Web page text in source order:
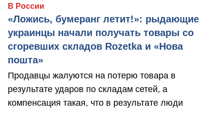
В России
«Ложись, бумеранг летит!»: рыдающие
украинцы начали получать товары со
сгоревших складов Rozetka и «Нова
пошта»
Продавцы жалуются на потерю товара в
результате ударов по складам сетей, а
компенсация такая, что в результате люди